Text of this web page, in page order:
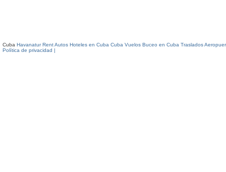
Cuba Havanatur Rent Autos Hoteles en Cuba Cuba Vuelos Buceo en Cuba Traslados
Política de privacidad |